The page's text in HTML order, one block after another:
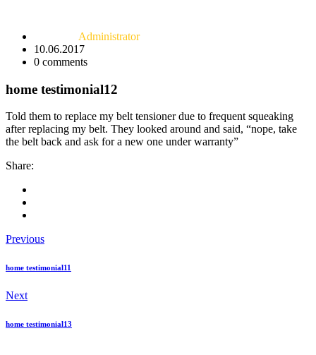
Administrator
10.06.2017
0 comments
home testimonial12
Told them to replace my belt tensioner due to frequent squeaking
after replacing my belt. They looked around and said, “nope, take
the belt back and ask for a new one under warranty”
Share:
Previous
home testimonial11
Next
home testimonial13